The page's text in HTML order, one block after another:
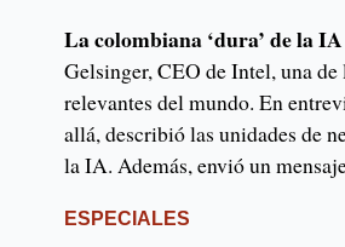
La colombiana ‘dura’ de la
Gelsinger, CEO de Intel, una
relevantes del mundo. En
allá, describió las unidades de
la IA. Además, envió un
ESPECIALES